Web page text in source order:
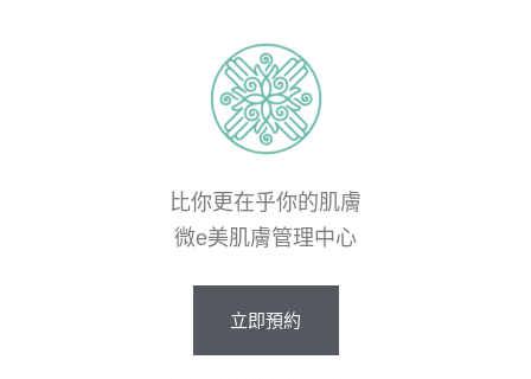
比你更在乎你的肌膚
微e美肌膚管理中心
立即預約